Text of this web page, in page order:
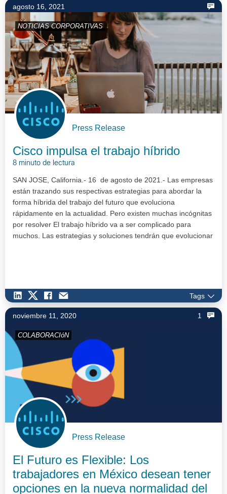
agosto 16, 2021
NOTICIAS CORPORATIVAS
Press Release
Cisco impulsa el trabajo híbrido
8 minuto de lectura
SAN JOSE, California.- 16 de agosto de 2021.- Las empresas
están trazando sus respectivas estrategias para abordar la
forma híbrida del trabajo del futuro que evoluciona
rápidamente en la actualidad. Pero existen muchas incógnitas
por resolver El trabajo híbrido va a ser complicado para
muchos. Las estrategias y soluciones tendrán que evolucionar
Tags
noviembre 11, 2020 1
COLABORACIóN
Press Release
El Futuro es Flexible: Los
trabajadores en México desean tener
opciones en la nueva normalidad del